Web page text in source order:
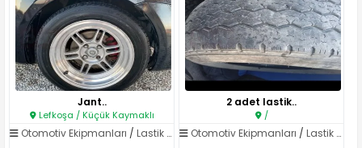
Jant..
Lefkoşa / Küçük Kaymaklı
Otomotiv Ekipmanları / Lastik ve Jant
2 adet lastik..
/
Otomotiv Ekipmanları /Lastik ve Jant